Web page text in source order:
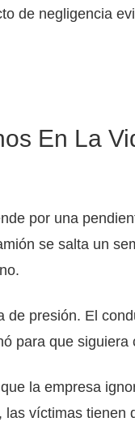
de negligencia
En La
por una
se salta un
presión. El
para que siguiera
la empresa
víctimas tienen